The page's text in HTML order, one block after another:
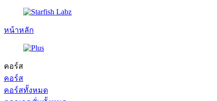
หน้าหลัก
คอร์ส
คอร์ส
คอร์สทั้งหมด